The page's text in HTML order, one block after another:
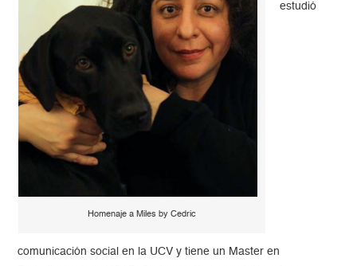
Homenaje a Miles by Cedric
estudió
comunicación social en la UCV y tiene un Master en